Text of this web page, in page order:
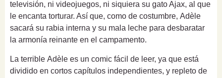
televisión, ni videojuegos, ni siquiera su gato Ajax, al que
le encanta torturar. Así que, como de costumbre, Adèle
sacará su rabia interna y su mala leche para desbaratar
la armonía reinante en el campamento.
La terrible Adèle es un comic fácil de leer, ya que está
dividido en cortos capítulos independientes, y repleto de